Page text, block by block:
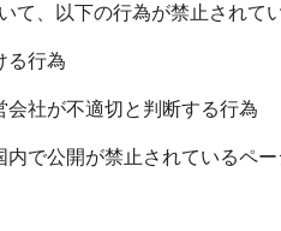
て、以下の行為が禁止されてい
る行為
社が不適切と判断する行為
で公開が禁止されているペー